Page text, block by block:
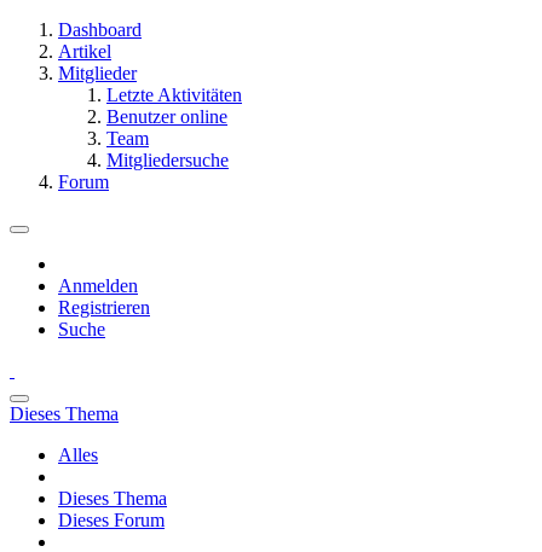
Dashboard
Artikel
Mitglieder
Letzte Aktivitäten
Benutzer online
Team
Mitgliedersuche
Forum
Anmelden
Registrieren
Suche
Dieses Thema
Alles
Dieses Thema
Dieses Forum